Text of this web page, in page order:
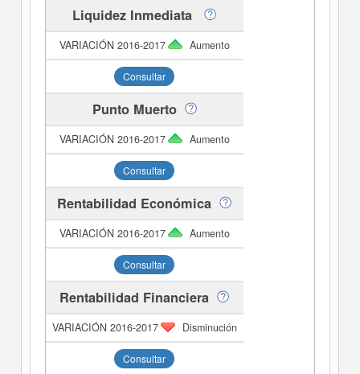
Liquidez Inmediata
Aumento
Consultar
Punto Muerto
Aumento
Consultar
Rentabilidad Económica
Aumento
Consultar
Rentabilidad Financiera
Disminución
Consultar